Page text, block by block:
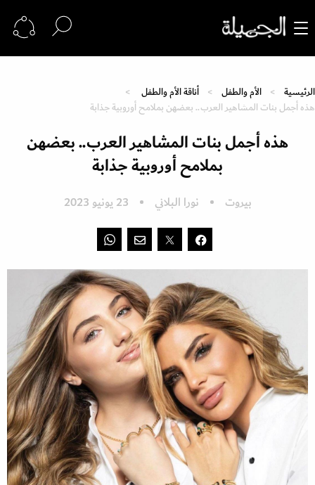
الرئيسية الأم والطفل
أناقة الأم والطفل
هذه أجمل بنات المشاهير العرب.. بعضهن بملامح أوروبية جذابة
هذه أجمل بنات المشاهير العرب.. بعضهن
بملامح أوروبية جذابة
بيروت نورا البلاني 23 يونيو 2023